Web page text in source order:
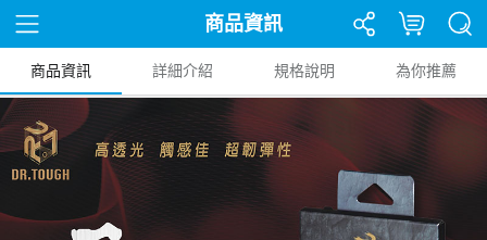
商品資訊
商品資訊 詳細介紹 規格說明 為你推薦